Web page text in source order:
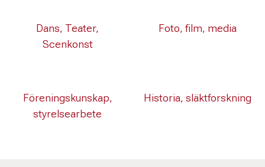
Dans, Teater,
Scenkonst
Foto, film, media
Föreningskunskap,
styrelsearbete
Historia, släktforskning